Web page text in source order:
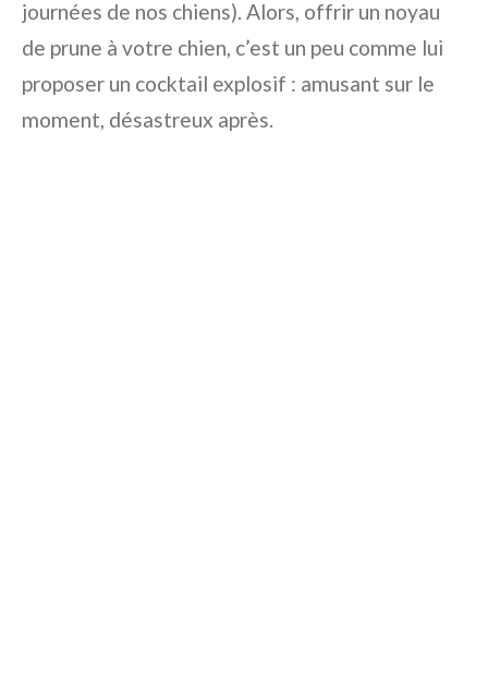
journées de nos chiens). Alors, offrir un noyau
de prune à votre chien, c’est un peu comme lui
proposer un cocktail explosif : amusant sur le
moment, désastreux après.